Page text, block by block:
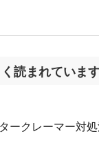
読まれていま
ークレーマー対処